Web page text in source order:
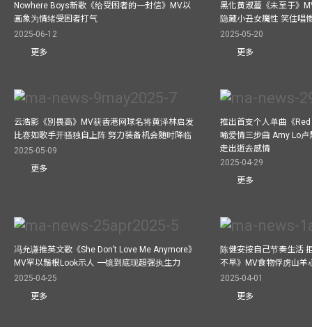
Nowhere Boys新歌《给受困者的一封信》MV以
画象为情绪受困者打气
2025-06-12
更多
黑化黄淑蔓《未至于》
隐藏小丑女魔性 笑住唱
2025-05-20
更多
云浩影《別畏高》MV获香港网球名将黄泽林启发
比赛如歌手开骚独自上阵 努力装备机会随时降临
2025-05-09
更多
推出首支个人单曲《
喻爱情三步曲 Amy Lo
走出逝去感情
2025-04-29
更多
冯允谦推英文歌《She Don’t Love Me Anymore》
MV罕以鬚根Look示人 一镜到底现超强执生力
2025-04-25
更多
陈健安按自己节奏生活
不早》MV食物俘虏山羊
2025-04-01
更多